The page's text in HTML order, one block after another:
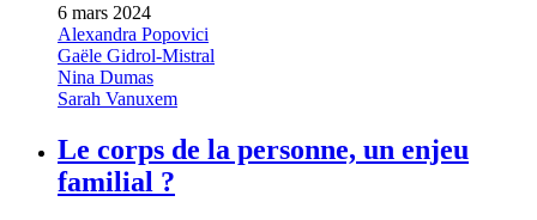
6 mars 2024
Alexandra Popovici
Gaële Gidrol-Mistral
Nina Dumas
Sarah Vanuxem
Le corps de la personne, un enjeu
familial ?